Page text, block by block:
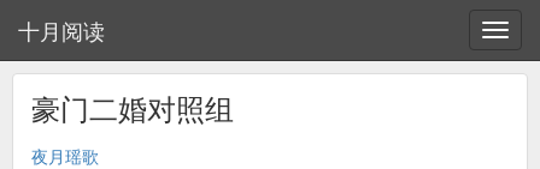
十月阅读
豪门二婚对照组
夜月瑶歌